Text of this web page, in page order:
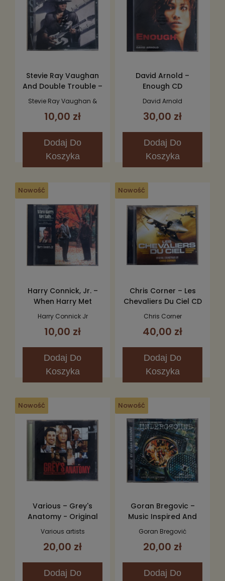
Stevie Ray Vaughan
And Double Trouble –
Texas Flood CD
Stevie Ray Vaughan &
10,00 zł
Dodaj Do
Koszyka
David Arnold –
Enough CD
David Arnold
30,00 zł
Dodaj Do
Koszyka
Nowość
Harry Connick, Jr. –
When Harry Met
Sally... (Music From
The Motion Picture)
CD
Harry Connick Jr
10,00 zł
Dodaj Do
Koszyka
Nowość
Chris Corner – Les
Chevaliers Du Ciel CD
Chris Corner
40,00 zł
Dodaj Do
Koszyka
Nowość
Various – Grey's
Anatomy - Original
Soundtrack CD
Various artists
20,00 zł
Dodaj Do
Nowość
Goran Bregovic –
Music Inspired And
Taken From
Underground CD
Goran Bregović
20,00 zł
Dodaj Do